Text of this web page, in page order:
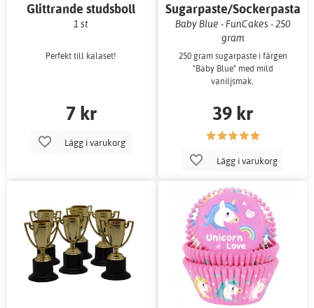
Glittrande studsboll
1 st
Perfekt till kalaset!
7 kr
Lägg i varukorg
Sugarpaste/Sockerpasta
Baby Blue - FunCakes - 250
gram
250 gram sugarpaste i färgen
"Baby Blue" med mild
vaniljsmak.
39 kr
Lägg i varukorg